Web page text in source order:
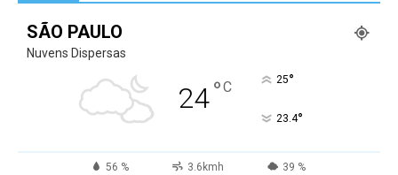
SÃO PAULO
Nuvens Dispersas
24°C 25°
23.4°
56 % 3.6kmh 39 %